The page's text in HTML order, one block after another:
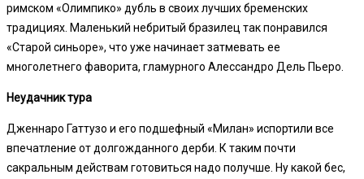
римском «Олимпико» дубль в своих лучших бременских
традициях. Маленький небритый бразилец так понравился
«Старой синьоре», что уже начинает затмевать ее
многолетнего фаворита, гламурного Алессандро Дель Пьеро.
Неудачник тура
Дженнаро Гаттузо и его подшефный «Милан» испортили все
впечатление от долгожданного дерби. К таким почти
сакральным действам готовиться надо получше. Ну какой бес,